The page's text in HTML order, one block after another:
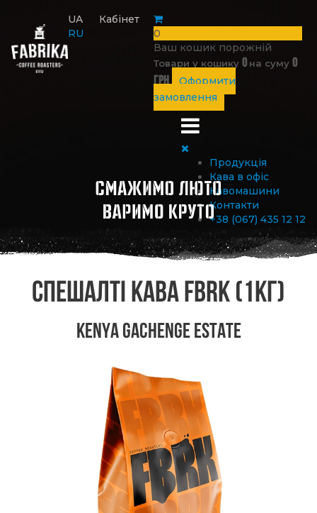
UA
RU
Кабінет
0
Ваш кошик порожній
Товари у кошику0на суму0
грн
Оформити
замовлення
Продукція
Кава в офіс
Кавомашини
Контакти
+38 (067) 435 12 12
Спешалті кава FBRK (1кг)
Kenya Gachenge Estate